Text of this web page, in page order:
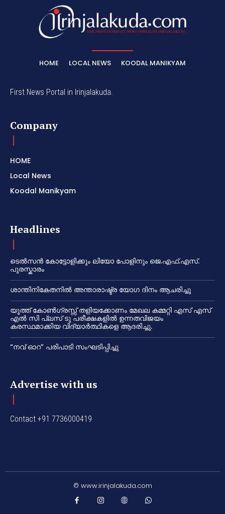
HOME LOCAL NEWS KOODAL MANIKYAM
First News Portal in Irinjalakuda.
Company
HOME
Local News
Koodal Manikyam
Headlines
ടെൽസൻ കോട്ടോളിക്കും ലിയോ പോളിനും ജെ.എഫ്.എസ്.
പുരസ്കാരം
ശാന്തിനികേതനിൽ അന്താരാഷ്ട്ര യോഗ ദിനം ആചരിച്ചു
യൂത്ത് കോൺഗ്രസ്സ് തളിയക്കോണം മേഖല കമ്മറ്റി എസ് എസ്
എൽ സി പ്ലസ് ടു പരീക്ഷകളിൽ ഉന്നതവിജയം
കരസ്ഥമാക്കിയ വിദ്യാർത്ഥികളെ ആദരിച്ചു.
“നവ് ഓറ” പരിപാടി സംഘടിപ്പിച്ചു
Advertise with us
Contact +91 7736000419
© www.irinjalakuda.com